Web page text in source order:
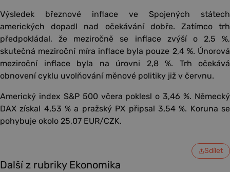
Výsledek březnové inflace ve Spojených státech
amerických dopadl nad očekávání dobře. Zatímco trh
předpokládal, že meziročně se inflace zvýší o 2,5 %,
skutečná meziroční míra inflace byla pouze 2,4 %. Únorová
meziroční inflace byla na úrovni 2,8 %. Trh očekává
obnovení cyklu uvolňování měnové politiky již v červnu.
Americký index S&P 500 včera poklesl o 3,46 %. Německý
DAX získal 4,53 % a pražský PX připsal 3,54 %. Koruna se
pohybuje okolo 25,07 EUR/CZK.
Sdílet
Další z rubriky Ekonomika